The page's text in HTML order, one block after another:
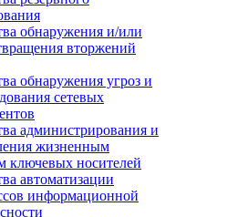
обнаружения и/или
вторжений
обнаружения угроз и
сетевых
администрирования и
жизненным
ключевых носителей
автоматизации
информационной